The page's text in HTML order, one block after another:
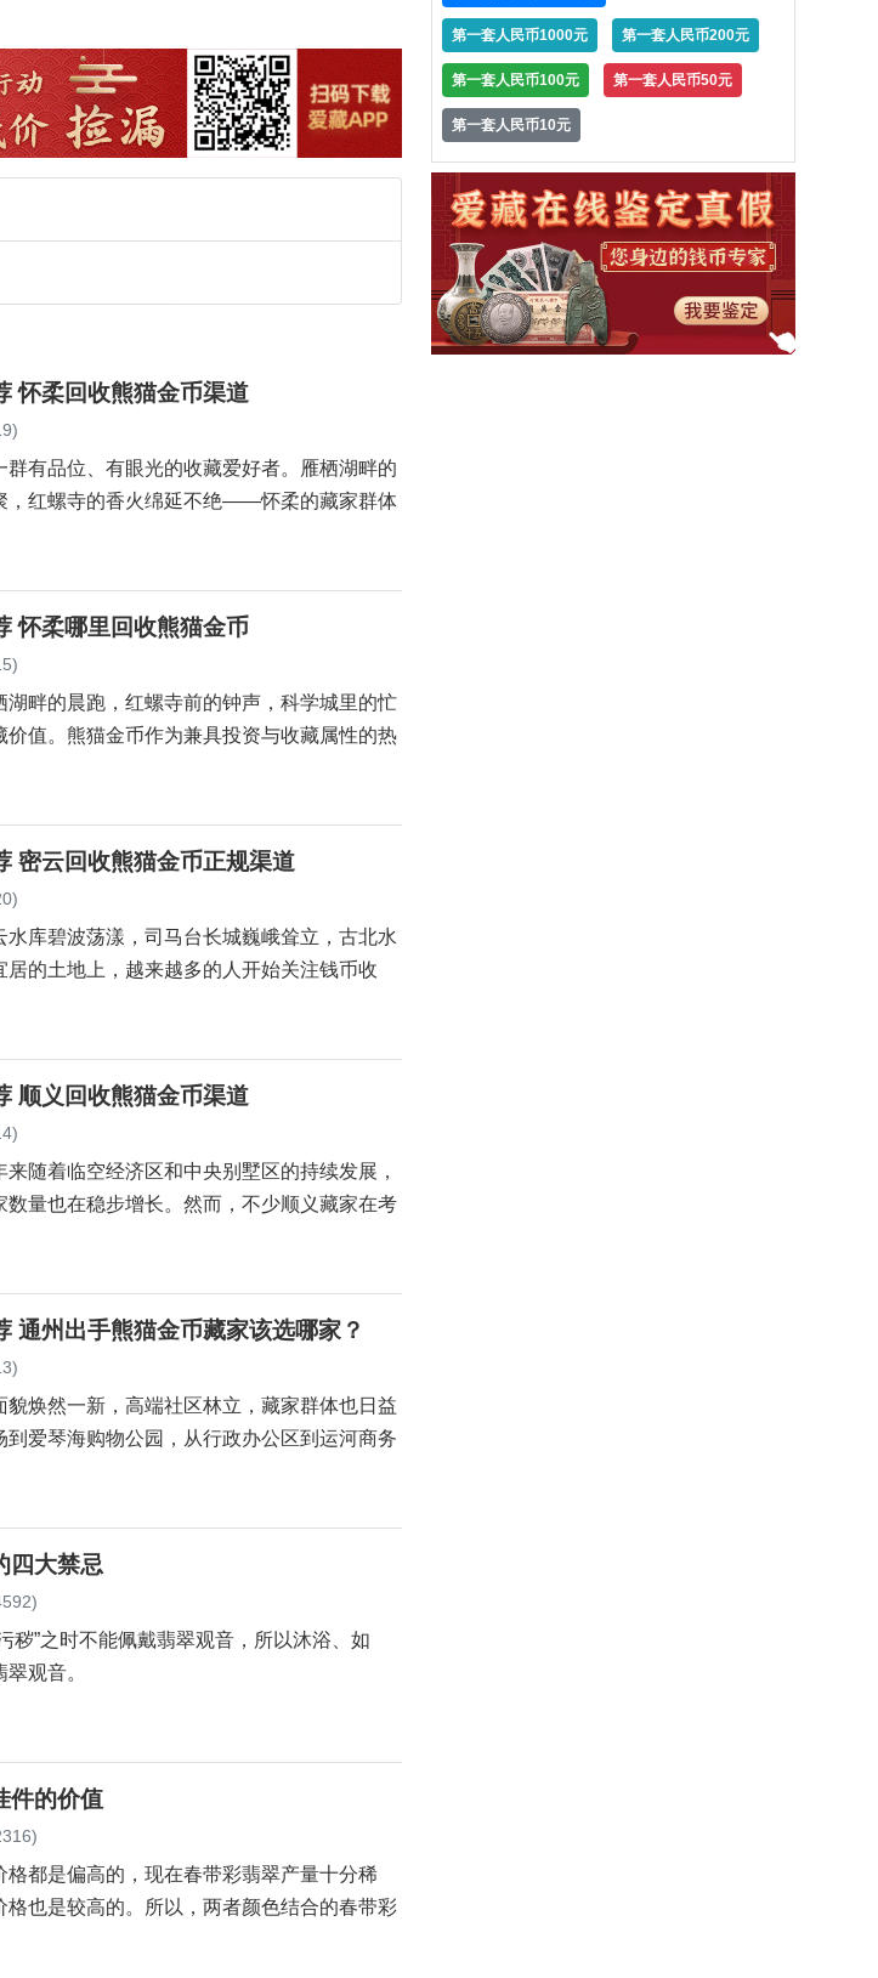
怀柔回收熊猫金币渠道
有品位、有眼光的收藏爱好者。雁栖湖畔的
，红螺寺的香火绵延不绝——怀柔的藏家群体
怀柔哪里回收熊猫金币
畔的晨跑，红螺寺前的钟声，科学城里的忙
值。熊猫金币作为兼具投资与收藏属性的热
密云回收熊猫金币正规渠道
库碧波荡漾，司马台长城巍峨耸立，古北水
的土地上，越来越多的人开始关注钱币收
顺义回收熊猫金币渠道
随着临空经济区和中央别墅区的持续发展，
量也在稳步增长。然而，不少顺义藏家在考
通州出手熊猫金币藏家该选哪家？
焕然一新，高端社区林立，藏家群体也日益
爱琴海购物公园，从行政办公区到运河商务
四大禁忌
秽”之时不能佩戴翡翠观音，所以沐浴、如
观音。
件的价值
都是偏高的，现在春带彩翡翠产量十分稀
也是较高的。所以，两者颜色结合的春带彩
第一套人民币1000元 第一套人民币200元
第一套人民币100元 第一套人民币50元
第一套人民币10元